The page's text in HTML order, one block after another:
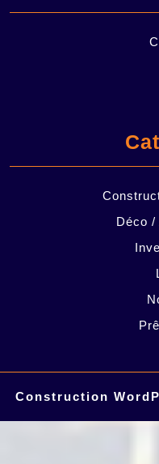
Déco /
Construction